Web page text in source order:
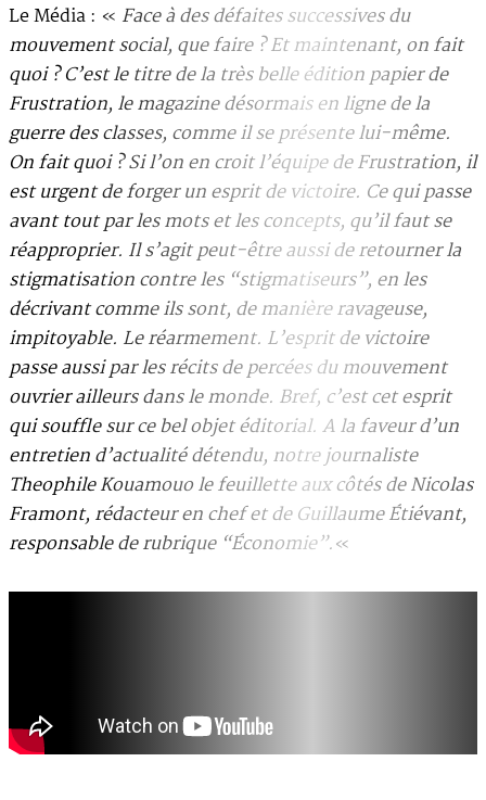
Le Média : « Face à des défaites successives du
mouvement social, que faire ? Et maintenant, on fait
quoi ? C’est le titre de la très belle édition papier de
Frustration, le magazine désormais en ligne de la
guerre des classes, comme il se présente lui-même.
On fait quoi ? Si l’on en croit l’équipe de Frustration, il
est urgent de forger un esprit de victoire. Ce qui passe
avant tout par les mots et les concepts, qu’il faut se
réapproprier. Il s’agit peut-être aussi de retourner la
stigmatisation contre les “stigmatiseurs”, en les
décrivant comme ils sont, de manière ravageuse,
impitoyable. Le réarmement. L’esprit de victoire
passe aussi par les récits de percées du mouvement
ouvrier ailleurs dans le monde. Bref, c’est cet esprit
qui souffle sur ce bel objet éditorial. A la faveur d’un
entretien d’actualité détendu, notre journaliste
Theophile Kouamouo le feuillette aux côtés de Nicolas
Framont, rédacteur en chef et de Guillaume Étiévant,
responsable de rubrique “Économie”.«